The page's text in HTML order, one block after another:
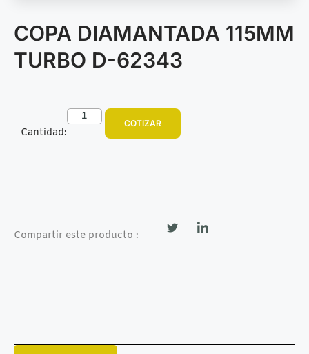
COPA DIAMANTADA 115MM
TURBO D-62343
Cantidad:
COTIZAR
Compartir este producto :